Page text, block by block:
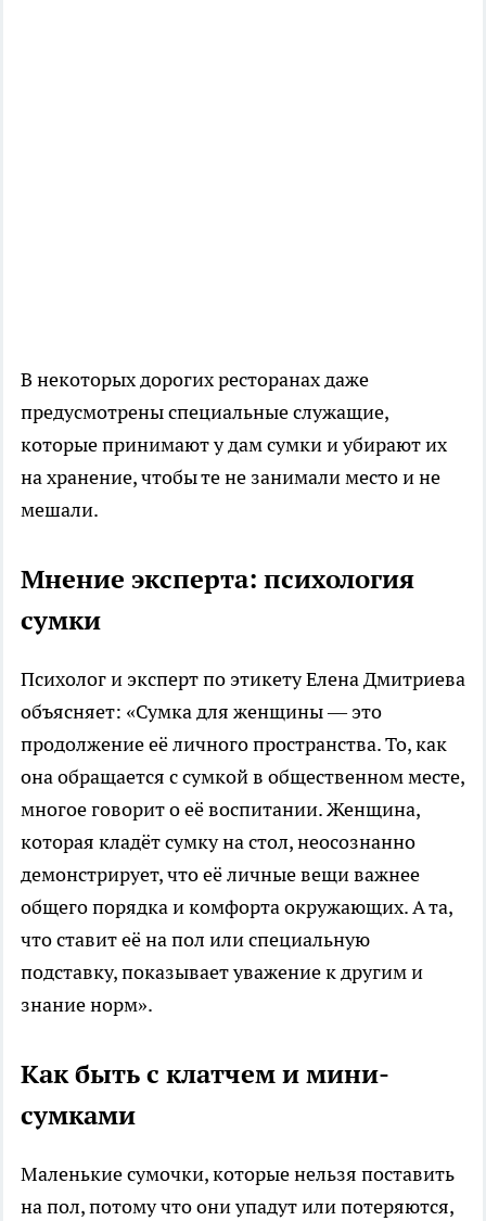
В некоторых дорогих ресторанах даже
предусмотрены специальные служащие,
которые принимают у дам сумки и убирают их
на хранение, чтобы те не занимали место и не
мешали.
Мнение эксперта: психология
сумки
Психолог и эксперт по этикету Елена Дмитриева
объясняет: «Сумка для женщины — это
продолжение её личного пространства. То, как
она обращается с сумкой в общественном месте,
многое говорит о её воспитании. Женщина,
которая кладёт сумку на стол, неосознанно
демонстрирует, что её личные вещи важнее
общего порядка и комфорта окружающих. А та,
что ставит её на пол или специальную
подставку, показывает уважение к другим и
знание норм».
Как быть с клатчем и мини-
сумками
Маленькие сумочки, которые нельзя поставить
на пол, потому что они упадут или потеряются,